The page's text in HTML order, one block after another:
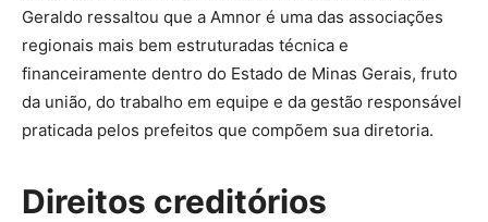
Geraldo ressaltou que a Amnor é uma das associações
regionais mais bem estruturadas técnica e
financeiramente dentro do Estado de Minas Gerais, fruto
da união, do trabalho em equipe e da gestão responsável
praticada pelos prefeitos que compõem sua diretoria.
Direitos creditórios